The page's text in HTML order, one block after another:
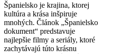
Španielsko je krajina, ktorej
kultúra a krása inšpiruje
mnohých. Článok „Španielsko
dokument“ predstavuje
najlepšie filmy a seriály, ktoré
zachytávajú túto krásnu